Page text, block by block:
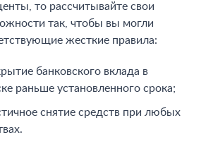
то рассчитывайте свои
так, чтобы вы могли
жесткие правила:
банковского вклада в
раньше установленного срока;
снятие средств при любых